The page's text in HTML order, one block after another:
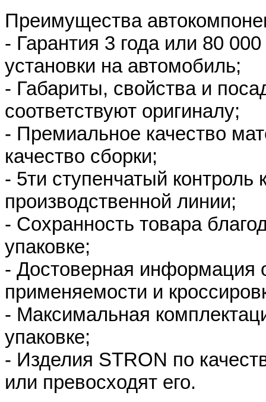
Преимущества
- Гарантия 3 года или 80
установки на автомобиль;
- Габариты, свойства и
соответствуют оригиналу;
- Премиальное качество
качество сборки;
- 5ти ступенчатый контроль
производственной линии;
- Сохранность товара
упаковке;
- Достоверная информация
применяемости и
- Максимальная
упаковке;
- Изделия STRON по
или превосходят его.